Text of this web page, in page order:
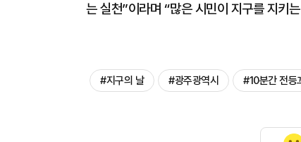
는 실천”이라며 “많은 시민이 지구를 지키
#지구의 날 #광주광역시 #10분간 전등